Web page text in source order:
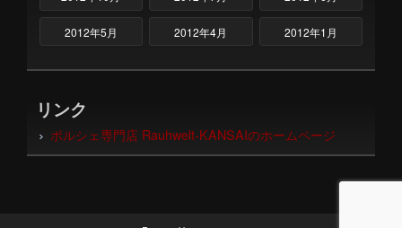
2012年5月 2012年4月 2012年1月
リンク
ポルシェ専門店 Rauhwelt-KANSAIのホームページ